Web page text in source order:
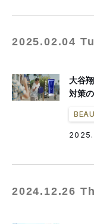
2025.02.04
大谷
対策
2024.12.26